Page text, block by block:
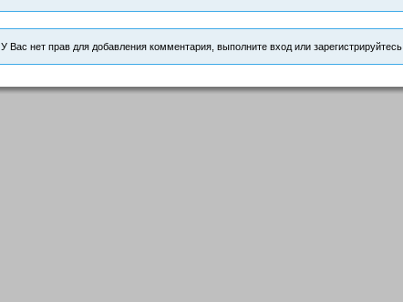
У Вас нет прав для добавления комментария, выполните вход или зарегистрируйтесь.